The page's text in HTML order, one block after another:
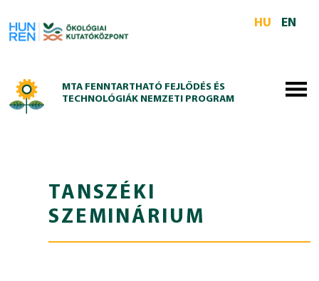
HU
EN
MTA FENNTARTHATÓ FEJLŐDÉS ÉS
TECHNOLÓGIÁK NEMZETI PROGRAM
TANSZÉKI
SZEMINÁRIUM